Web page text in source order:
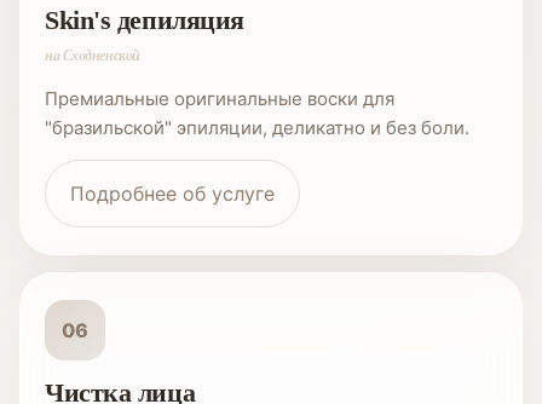
Skin's депиляция
на Сходненской
Премиальные оригинальные воски для
"бразильской" эпиляции, деликатно и без боли.
Подробнее об услуге
06
Чистка лица